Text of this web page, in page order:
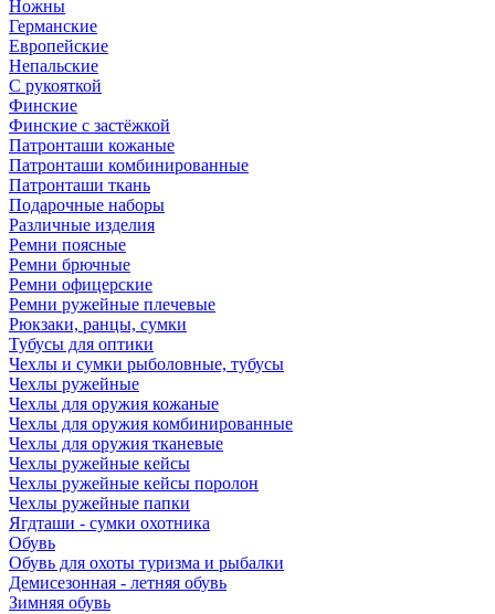
Ножны
Германские
Европейские
Непальские
С рукояткой
Финские
Финские с застёжкой
Патронташи кожаные
Патронташи комбинированные
Патронташи ткань
Подарочные наборы
Различные изделия
Ремни поясные
Ремни брючные
Ремни офицерские
Ремни ружейные плечевые
Рюкзаки, ранцы, сумки
Тубусы для оптики
Чехлы и сумки рыболовные, тубусы
Чехлы ружейные
Чехлы для оружия кожаные
Чехлы для оружия комбинированные
Чехлы для оружия тканевые
Чехлы ружейные кейсы
Чехлы ружейные кейсы поролон
Чехлы ружейные папки
Ягдташи - сумки охотника
Обувь
Обувь для охоты туризма и рыбалки
Демисезонная - летняя обувь
Зимняя обувь